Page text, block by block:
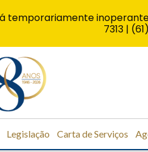
Legislação Carta de Serviços
temporariamente
7313 |